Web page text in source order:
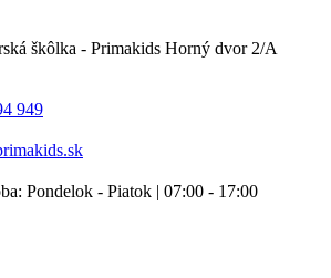
škôlka - Primakids Horný dvor 2/A
949
Pondelok - Piatok | 07:00 - 17:00